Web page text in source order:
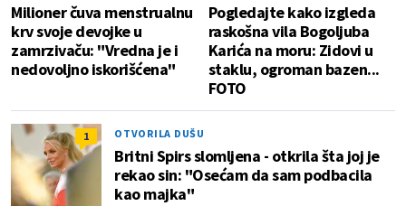
Milioner čuva menstrualnu
krv svoje devojke u
zamrzivaču: "Vredna je i
nedovoljno iskorišćena"
Pogledajte kako izgleda
raskošna vila Bogoljuba
Karića na moru: Zidovi u
staklu, ogroman bazen...
FOTO
1 OTVORILA DUŠU
Britni Spirs slomljena - otkrila šta joj je
rekao sin: "Osećam da sam podbacila
kao majka"